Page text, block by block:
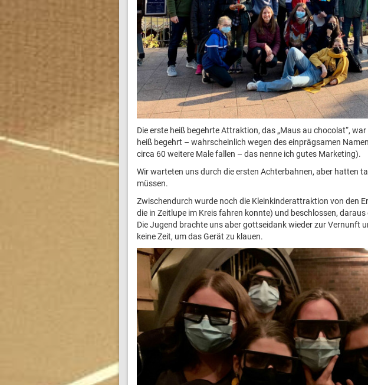
Die erste heiß begehrte Attraktion, das „Maus au chocolat“,
heiß begehrt – wahrscheinlich wegen des einprägsamen
circa 60 weitere Male fallen – das nenne ich gutes Marketing).
Wir warteten uns durch die ersten Achterbahnen, aber hatten
müssen.
Zwischendurch wurde noch die Kleinkinderattraktion von den
die in Zeitlupe im Kreis fahren konnte) und beschlossen,
Die Jugend brachte uns aber gottseidank wieder zur Vernunft
keine Zeit, um das Gerät zu klauen.